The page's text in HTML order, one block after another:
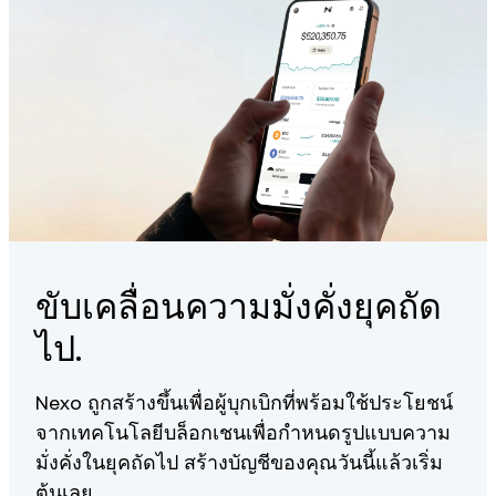
ขับเคลื่อนความมั่งคั่งยุคถัด
ไป.
Nexo ถูกสร้างขึ้นเพื่อผู้บุกเบิกที่พร้อมใช้ประโยชน์
จากเทคโนโลยีบล็อกเชนเพื่อกำหนดรูปแบบความ
มั่งคั่งในยุคถัดไป สร้างบัญชีของคุณวันนี้แล้วเริ่ม